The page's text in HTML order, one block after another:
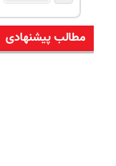
مطالب پیشنهادی